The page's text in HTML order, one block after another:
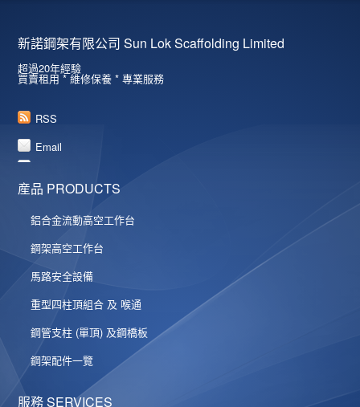
新諾鋼架有限公司 Sun Lok Scaffolding Limited
超過20年經驗
買賣租用 * 維修保養 * 專業服務
RSS
Email
産品 PRODUCTS
鋁合金流動高空工作台
鋼架高空工作台
馬路安全設備
重型四柱頂組合 及 喉通
鋼管支柱 (單頂) 及鋼橋板
鋼架配件一覽
服務 SERVICES